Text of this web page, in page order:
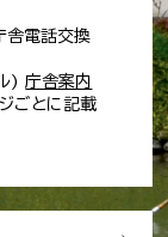
舎電話交換
)庁舎案内
ごとに記載